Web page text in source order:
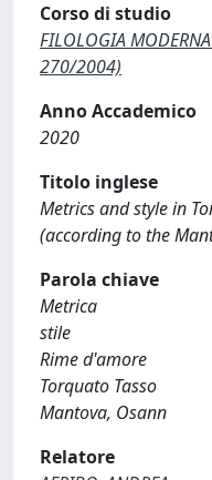
Corso di studio
FILOLOGIA
270/2004)
Anno Accademico
2020
Titolo inglese
Metrics and style in
(according to the
Parola chiave
Metrica
stile
Rime d'amore
Torquato Tasso
Mantova, Osann
Relatore